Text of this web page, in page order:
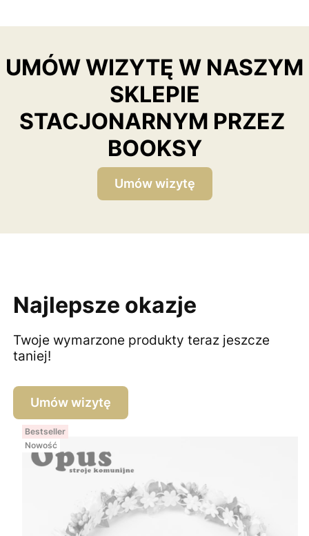
UMÓW WIZYTĘ W NASZYM
SKLEPIE
STACJONARNYM PRZEZ
BOOKSY
Umów wizytę
Najlepsze okazje
Twoje wymarzone produkty teraz jeszcze
taniej!
Umów wizytę
Bestseller
Nowość